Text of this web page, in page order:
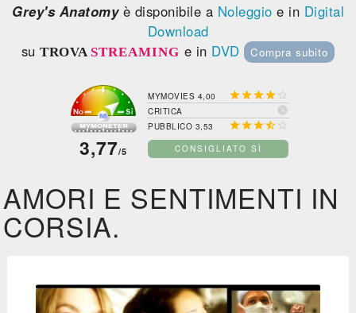
Grey's Anatomyè disponibile a Noleggio e in Digital
Download
suTROVA STREAMING e in DVD Compra subito
3,77/5
MYMOVIES 4,00  
CRITICA 
PUBBLICO 3,53  
CONSIGLIATO SÌ
AMORI E SENTIMENTI IN
CORSIA.